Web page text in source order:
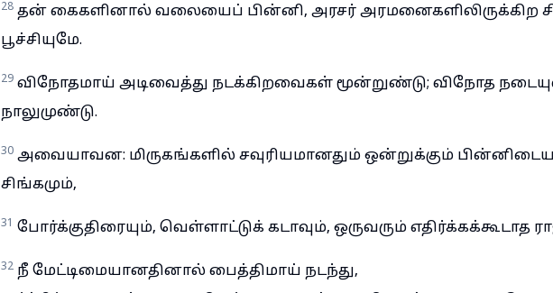
28 தன் கைகளினால் வலையைப் பின்னி, அரசர் அரமனைகளிலிருக்கிற
பூச்சியுமே.
29 விநோதமாய் அடிவைத்து நடக்கிறவைகள் மூன்றுண்டு; விநோத
நாலுமுண்டு.
30 அவையாவன: மிருகங்களில் சவுரியமானதும் ஒன்றுக்கும்
சிங்கமும்,
31 போர்க்குதிரையும், வெள்ளாட்டுக் கடாவும், ஒருவரும் எதிர்க்கக்கூடாத
32 நீ மேட்டிமையானதினால் பைத்திமாய் நடந்து,